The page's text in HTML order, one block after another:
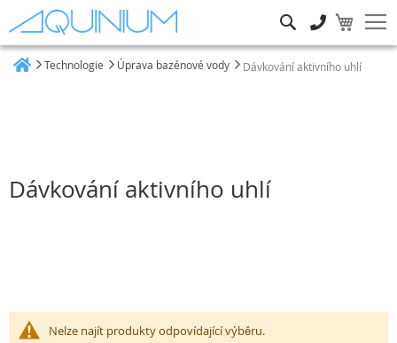
Technologie Úprava bazénové vody Dávkování aktivního uhlí
Dávkování aktivního uhlí
Nelze najít produkty odpovídající výběru.